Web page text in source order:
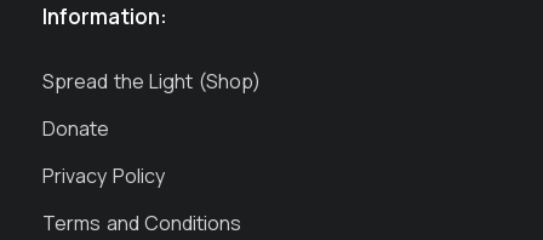
Information:
Spread the Light (Shop)
Donate
Privacy Policy
Terms and Conditions